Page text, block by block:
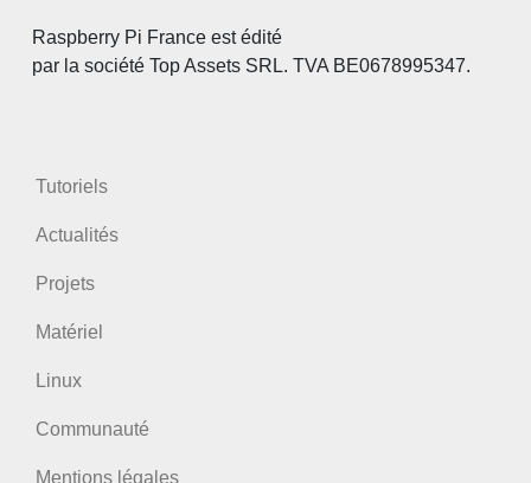
Raspberry Pi France est édité
par la société Top Assets SRL. TVA BE0678995347.
Tutoriels
Actualités
Projets
Matériel
Linux
Communauté
Mentions légales